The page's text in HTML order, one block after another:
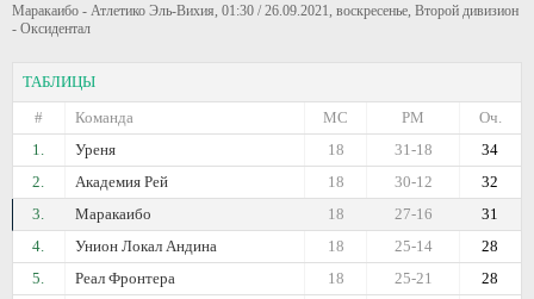
Маракаибо - Атлетико Эль-Вихия, 01:30 / 26.09.2021, воскресенье, Второй дивизион
- Оксидентал
ТАБЛИЦЫ
#
Команда Оч.
РМ
МС
1.
Уреня 34
31-18
18
2.
Академия Рей 32
30-12
18
3.
Маракаибо 31
27-16
18
4.
Унион Локал Андина 28
25-14
18
5.
Реал Фронтера 28
25-21
18